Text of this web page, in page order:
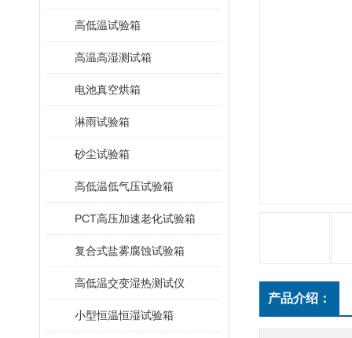
高低温试验箱
高温高湿测试箱
电池真空烘箱
淋雨试验箱
砂尘试验箱
高低温低气压试验箱
PCT高压加速老化试验箱
复合式盐雾腐蚀试验箱
高低温交变湿热测试仪
小型恒温恒湿试验箱
产品介绍：